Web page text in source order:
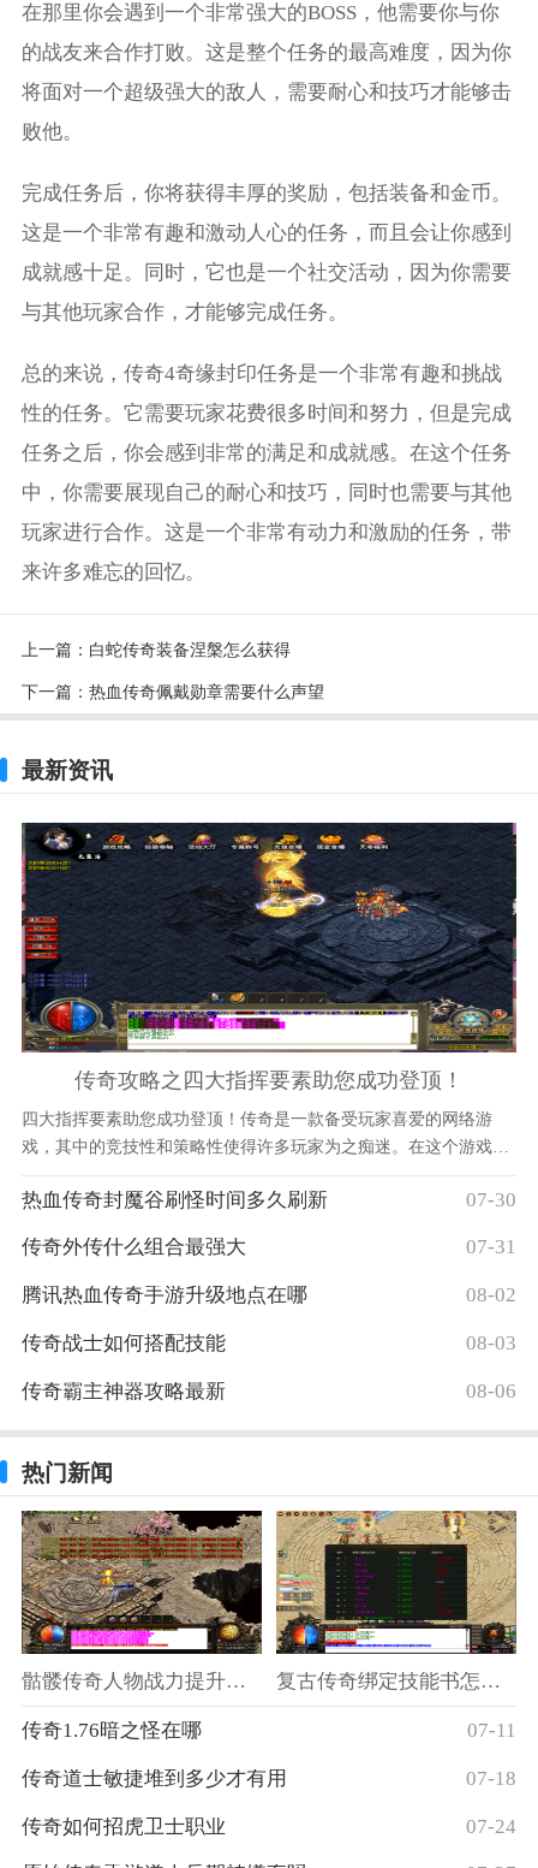
在那里你会遇到一个非常强大的BOSS，他需要你与你
的战友来合作打败。这是整个任务的最高难度，因为你
将面对一个超级强大的敌人，需要耐心和技巧才能够击
败他。
完成任务后，你将获得丰厚的奖励，包括装备和金币。
这是一个非常有趣和激动人心的任务，而且会让你感到
成就感十足。同时，它也是一个社交活动，因为你需要
与其他玩家合作，才能够完成任务。
总的来说，传奇4奇缘封印任务是一个非常有趣和挑战
性的任务。它需要玩家花费很多时间和努力，但是完成
任务之后，你会感到非常的满足和成就感。在这个任务
中，你需要展现自己的耐心和技巧，同时也需要与其他
玩家进行合作。这是一个非常有动力和激励的任务，带
来许多难忘的回忆。
上一篇： 白蛇传奇装备涅槃怎么获得
下一篇： 热血传奇佩戴勋章需要什么声望
最新资讯
传奇攻略之四大指挥要素助您成功登顶！
四大指挥要素助您成功登顶！传奇是一款备受玩家喜爱的网络游
戏，其中的竞技性和策略性使得许多玩家为之痴迷。在这个游戏
本文将介绍这四大指挥要素，并为您提供成功登顶的攻略。第一个
热血传奇封魔谷刷怪时间多久刷新 07-30
传奇外传什么组合最强大 07-31
腾讯热血传奇手游升级地点在哪 08-02
传奇战士如何搭配技能 08-03
传奇霸主神器攻略最新 08-06
热门新闻
骷髅传奇人物战力提升方法 复古传奇绑定技能书怎么获得
传奇1.76暗之怪在哪 07-11
传奇道士敏捷堆到多少才有用 07-18
传奇如何招虎卫士职业 07-24